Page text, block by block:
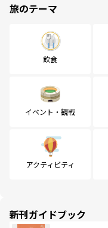
旅のテーマ
飲食
イベント・観戦
アクティビティ
新刊ガイドブック